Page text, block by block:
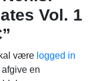
Vol. 1
være logged in
afgive en